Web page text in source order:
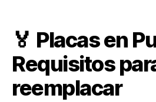
🏅 Placas en
Requisitos
reemplacar